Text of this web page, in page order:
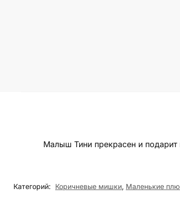
Малыш Тини прекрасен и
Категорий: Коричневые мишки, Маленькие